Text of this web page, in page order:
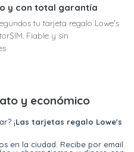
y con total garantía
tu tarjeta regalo Lowe's
Fiable y sin
y económico
¡Las tarjetas regalo Lowe's
en la ciudad. Recibe por email